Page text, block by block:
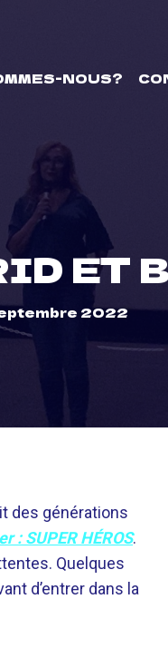
NOUS?
ET
2022
des générations
: SUPER HÉROS.
Quelques
d’entrer dans la